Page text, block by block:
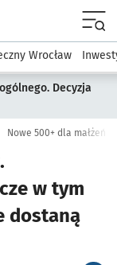
Dla mieszkańca
Wrocław
Decyzja
w tym
dostaną